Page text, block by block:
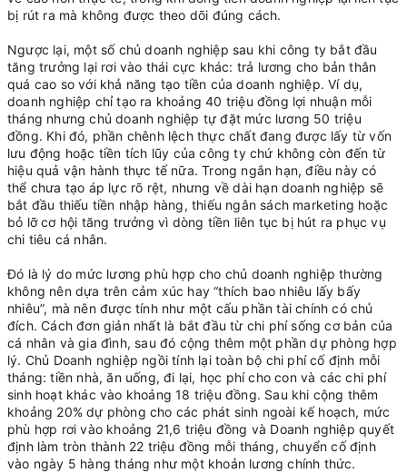
bị rút ra mà không được theo dõi đúng cách.
Ngược lại, một số chủ doanh nghiệp sau khi công ty bắt đầu
tăng trưởng lại rơi vào thái cực khác: trả lương cho bản thân
quá cao so với khả năng tạo tiền của doanh nghiệp. Ví dụ,
doanh nghiệp chỉ tạo ra khoảng 40 triệu đồng lợi nhuận mỗi
tháng nhưng chủ doanh nghiệp tự đặt mức lương 50 triệu
đồng. Khi đó, phần chênh lệch thực chất đang được lấy từ vốn
lưu động hoặc tiền tích lũy của công ty chứ không còn đến từ
hiệu quả vận hành thực tế nữa. Trong ngắn hạn, điều này có
thể chưa tạo áp lực rõ rệt, nhưng về dài hạn doanh nghiệp sẽ
bắt đầu thiếu tiền nhập hàng, thiếu ngân sách marketing hoặc
bỏ lỡ cơ hội tăng trưởng vì dòng tiền liên tục bị hút ra phục vụ
chi tiêu cá nhân.
Đó là lý do mức lương phù hợp cho chủ doanh nghiệp thường
không nên dựa trên cảm xúc hay “thích bao nhiêu lấy bấy
nhiêu”, mà nên được tính như một cấu phần tài chính có chủ
đích. Cách đơn giản nhất là bắt đầu từ chi phí sống cơ bản của
cá nhân và gia đình, sau đó cộng thêm một phần dự phòng hợp
lý. Chủ Doanh nghiệp ngồi tính lại toàn bộ chi phí cố định mỗi
tháng: tiền nhà, ăn uống, đi lại, học phí cho con và các chi phí
sinh hoạt khác vào khoảng 18 triệu đồng. Sau khi cộng thêm
khoảng 20% dự phòng cho các phát sinh ngoài kế hoạch, mức
phù hợp rơi vào khoảng 21,6 triệu đồng và Doanh nghiệp quyết
định làm tròn thành 22 triệu đồng mỗi tháng, chuyển cố định
vào ngày 5 hàng tháng như một khoản lương chính thức.